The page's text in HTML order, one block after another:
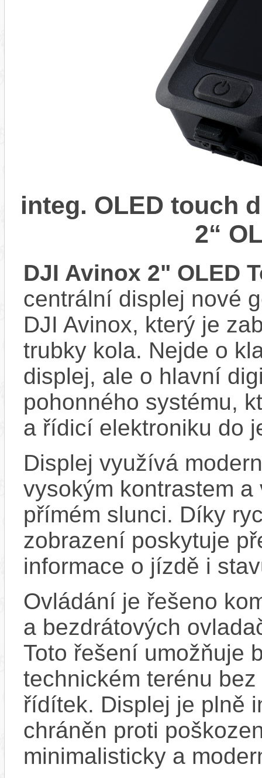
integ. OLED touch
2“
DJI Avinox 2" OLED
centrální displej nové
DJI Avinox, který je
trubky kola. Nejde o
displej, ale o hlavní
pohonného systému,
a řídicí elektroniku do
Displej využívá
vysokým kontrastem
přímém slunci. Díky
zobrazení poskytuje
informace o jízdě i
Ovládání je řešeno
a bezdrátových
Toto řešení umožňuje
technickém terénu
řídítek. Displej je plně
chráněn proti
minimalisticky a